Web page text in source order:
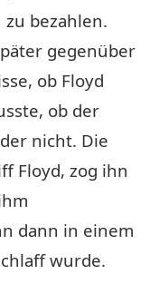
bezahlen.
gegenüber
ob Floyd
ob der
nicht. Die
Floyd, zog ihn
dann in einem
wurde.